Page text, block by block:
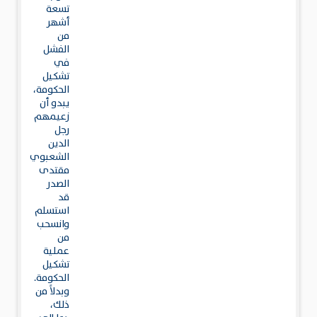
تسعة
أشهر
من
الفشل
في
تشكيل
الحكومة،
يبدو أن
زعيمهم
رجل
الدين
الشعبوي
مقتدى
الصدر
قد
استسلم
وانسحب
من
عملية
تشكيل
الحكومة.
وبدلاً من
ذلك،